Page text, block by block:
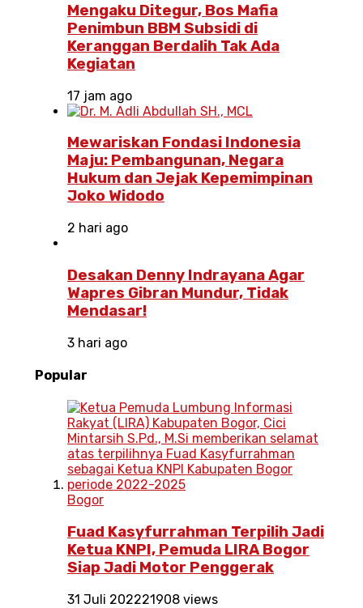
Mengaku Ditegur, Bos Mafia
Penimbun BBM Subsidi di
Keranggan Berdalih Tak Ada
Kegiatan
17 jam ago
Mewariskan Fondasi Indonesia
Maju: Pembangunan, Negara
Hukum dan Jejak Kepemimpinan
Joko Widodo
2 hari ago
Desakan Denny Indrayana Agar
Wapres Gibran Mundur, Tidak
Mendasar!
3 hari ago
Popular
Bogor
Fuad Kasyfurrahman Terpilih Jadi
Ketua KNPI, Pemuda LIRA Bogor
Siap Jadi Motor Penggerak
31 Juli 202221908 views